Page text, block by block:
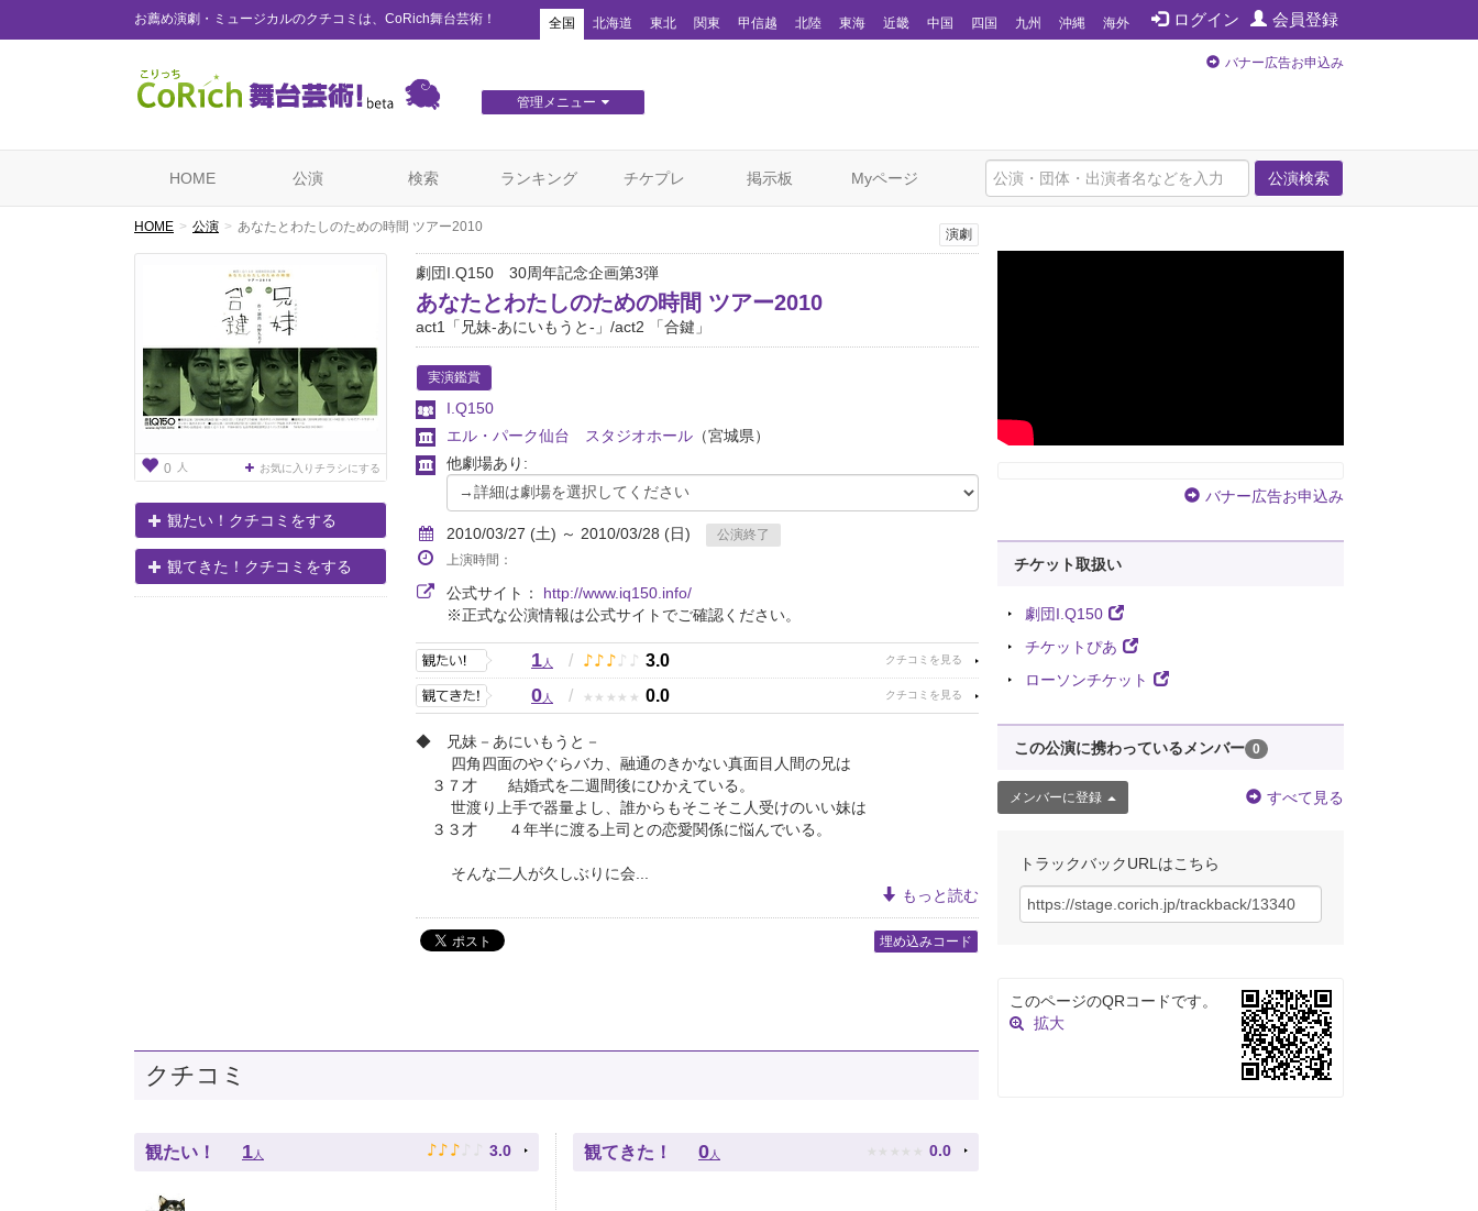
お薦め演劇・ミュージカルのクチコミは、CoRich舞台芸術！ ログイン 会員登録
全国 北海道 東北 関東 甲信越 北陸 東海 近畿 中国 四国 九州 沖縄 海外
管理メニュー
バナー広告お申込み
公演検索
HOME 公演 検索 ランキング チケプレ 掲示板 Myページ
HOME 公演 あなたとわたしのための時間 ツアー2010
0 人 お気に入りチラシにする
観たい！クチコミをする
観てきた！クチコミをする
演劇
劇団I.Q150 30周年記念企画第3弾
あなたとわたしのための時間 ツアー2010
act1「兄妹-あにいもうと-」/act2 「合鍵」
実演鑑賞
I.Q150
エル・パーク仙台 スタジオホール （宮城県）
他劇場あり:
2010/03/27 (土) ～ 2010/03/28 (日)
公演終了
上演時間：
公式サイト： http://www.iq150.info/
※正式な公演情報は公式サイトでご確認ください。
1人 / ♪ ♪ ♪ ♪ ♪ 3.0
0人 / ★ ★ ★ ★ ★ 0.0
◆ 兄妹－あにいもうと－
四角四面のやぐらバカ、融通のきかない真面目人間の兄は
３７才 結婚式を二週間後にひかえている。
世渡り上手で器量よし、誰からもそこそこ人受けのいい妹は
３３才 ４年半に渡る上司との恋愛関係に悩んでいる。
そんな二人が久しぶりに会...
もっと読む
埋め込みコード
クチコミ
観たい！ 1 人 ♪ ♪ ♪ ♪ ♪ 3.0 観てきた！ 0 人 ★ ★ ★ ★ ★ 0.0
バナー広告お申込み
チケット取扱い
劇団I.Q150
チケットぴあ
ローソンチケット
この公演に携わっているメンバー 0
メンバーに登録 すべて見る
トラックバックURLはこちら
このページのQRコードです。
拡大